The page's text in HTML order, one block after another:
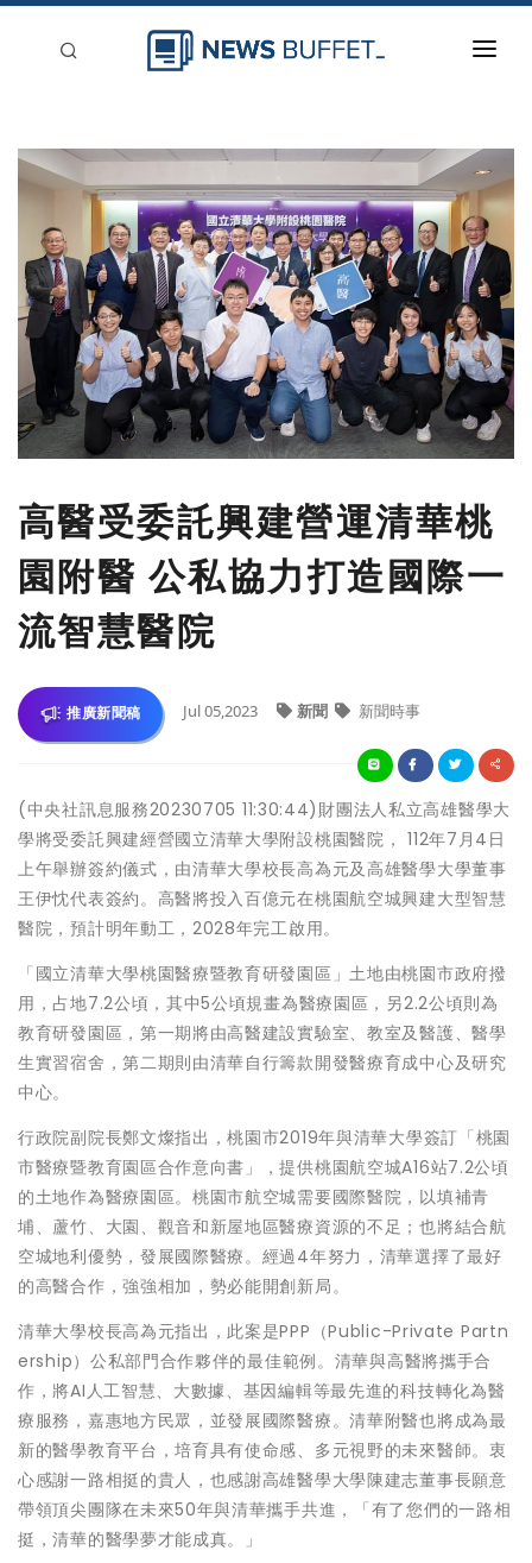
新聞稿分類
登入
刊登
高醫受委託興建營運清華桃
園附醫 公私協力打造國際一
流智慧醫院
推廣新聞稿 Jul 05,2023 新聞 新聞時事
(中央社訊息服務20230705 11:30:44)財團法人私立高雄醫學大
學將受委託興建經營國立清華大學附設桃園醫院， 112年7月4日
上午舉辦簽約儀式，由清華大學校長高為元及高雄醫學大學董事
王伊忱代表簽約。高醫將投入百億元在桃園航空城興建大型智慧
醫院，預計明年動工，2028年完工啟用。
「國立清華大學桃園醫療暨教育研發園區」土地由桃園市政府撥
用，占地7.2公頃，其中5公頃規畫為醫療園區，另2.2公頃則為
教育研發園區，第一期將由高醫建設實驗室、教室及醫護、醫學
生實習宿舍，第二期則由清華自行籌款開發醫療育成中心及研究
中心。
行政院副院長鄭文燦指出，桃園市2019年與清華大學簽訂「桃園
市醫療暨教育園區合作意向書」，提供桃園航空城A16站7.2公頃
的土地作為醫療園區。桃園市航空城需要國際醫院，以填補青
埔、蘆竹、大園、觀音和新屋地區醫療資源的不足；也將結合航
空城地利優勢，發展國際醫療。經過4年努力，清華選擇了最好
的高醫合作，強強相加，勢必能開創新局。
清華大學校長高為元指出，此案是PPP（Public-Private Partn
ership）公私部門合作夥伴的最佳範例。清華與高醫將攜手合
作，將AI人工智慧、大數據、基因編輯等最先進的科技轉化為醫
療服務，嘉惠地方民眾，並發展國際醫療。清華附醫也將成為最
新的醫學教育平台，培育具有使命感、多元視野的未來醫師。衷
心感謝一路相挺的貴人，也感謝高雄醫學大學陳建志董事長願意
帶領頂尖團隊在未來50年與清華攜手共進，「有了您們的一路相
挺，清華的醫學夢才能成真。」